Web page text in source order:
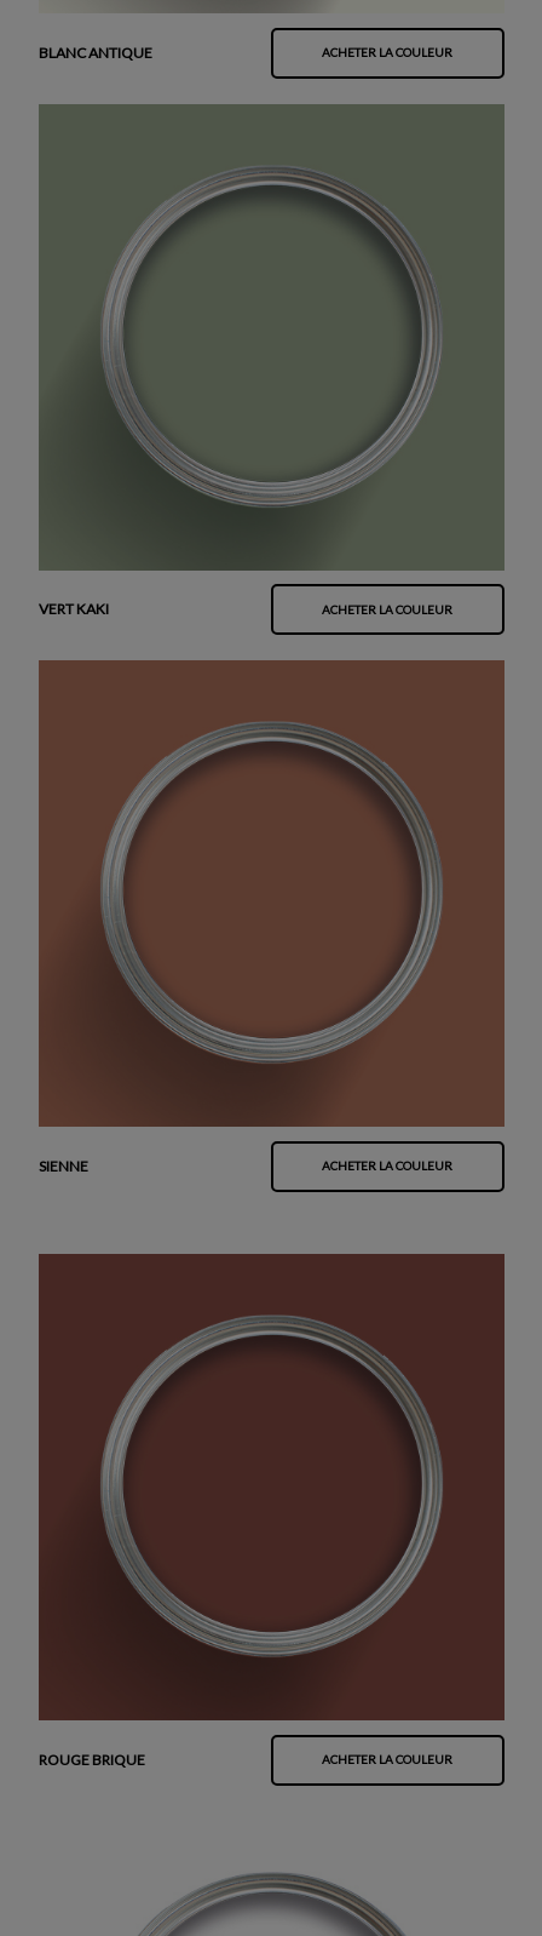
BLANC ANTIQUE ACHETER LA COULEUR
VERT KAKI ACHETER LA COULEUR
SIENNE ACHETER LA COULEUR
ROUGE BRIQUE ACHETER LA COULEUR